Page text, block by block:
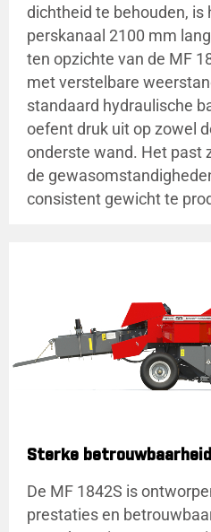
dichtheid te behouden, is
perskanaal 2100 mm
ten opzichte van de MF
met verstelbare
standaard hydraulische
oefent druk uit op zowel
onderste wand. Het past
de
consistent gewicht te
Sterke betrouwbaarheid
De MF 1842S is
prestaties en